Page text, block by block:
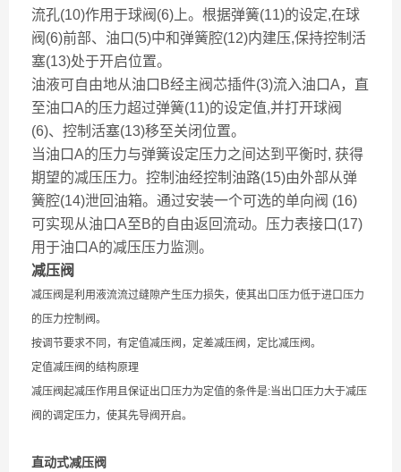
流孔(10)作用于球阀(6)上。根据弹簧(11)的设定,在球
阀(6)前部、油口(5)中和弹簧腔(12)内建压,保持控制活
塞(13)处于开启位置。
油液可自由地从油口B经主阀芯插件(3)流入油口A，直
至油口A的压力超过弹簧(11)的设定值,并打开球阀
(6)、控制活塞(13)移至关闭位置。
当油口A的压力与弹簧设定压力之间达到平衡时, 获得
期望的减压压力。控制油经控制油路(15)由外部从弹
簧腔(14)泄回油箱。通过安装一个可选的单向阀 (16)
可实现从油口A至B的自由返回流动。压力表接口(17)
用于油口A的减压压力监测。
减压阀
减压阀是利用液流流过缝隙产生压力损失，使其出口压力低于进口压力
的压力控制阀。
按调节要求不同，有定值减压阀，定差减压阀，定比减压阀。
定值减压阀的结构原理
减压阀起减压作用且保证出口压力为定值的条件是:当出口压力大于减压
阀的调定压力，使其先导阀开启。
直动式减压阀